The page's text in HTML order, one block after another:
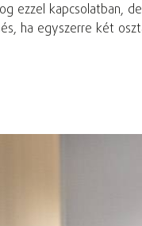
ezzel kapcsolatban,
ha egyszerre két